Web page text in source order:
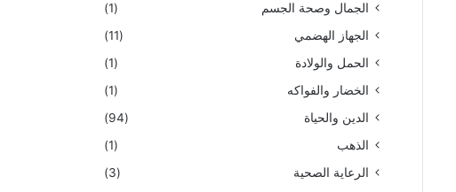
الجمال وصحة الجسم
(1)
الجهاز الهضمي
(11)
الحمل والولادة
(1)
الخضار والفواكه
(1)
الدين والحياة
(94)
الذهب
(1)
الرعاية الصحية
(3)